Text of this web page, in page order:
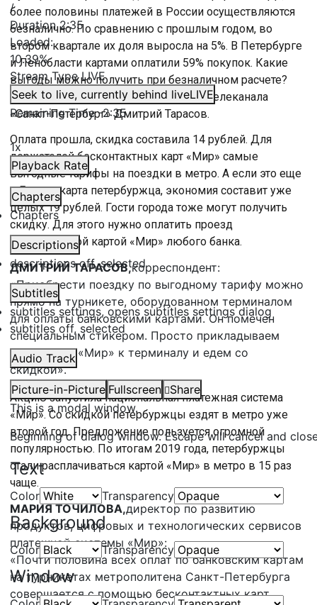
/
Duration2:35
Loaded:
10.39%
Stream TypeLIVE
Seek to live, currently behind liveLIVE
Remaining Time-2:35
1x
Playback Rate
Chapters
Chapters
Descriptions
descriptions off, selected
Subtitles
subtitles settings, opens subtitles settings dialog
subtitles off, selected
Audio Track
Picture-in-Picture Fullscreen
Share
This is a modal window.
Beginning of dialog window. Escape will cancel and
Text
Color Transparency
Background
Color Transparency
Window
более половины платежей в России осуществляются
безналично. По сравнению с прошлым годом, во
втором квартале их доля выросла на 5%. В Петербурге
и Ленобласти картами оплатили 59% покупок. Какие
выгоды можно получить при безналичном расчете?
Подробно расскажет корреспондент телеканала
«Санкт-Петербург» Дмитрий Тарасов.
Оплата прошла, скидка составила 14 рублей. Для
держателей бесконтактных карт «Мир» самые
выгодные тарифы на поездки в метро. А если это еще
и Единая карта петербуржца, экономия составит уже
целых 19 рублей. Гости города тоже могут получить
скидку. Для этого нужно оплатить проезд
бесконтактной картой «Мир» любого банка.
ДМИТРИЙ ТАРАСОВ,корреспондент:
«Приобрести поездку по выгодному тарифу можно
прямо на турникете, оборудованном терминалом
для оплаты банковскими картами. Он помечен
специальным стикером. Просто прикладываем
свою карту «Мир» к терминалу и едем со
скидкой».
Акцию запустила национальная платежная система
«Мир». Со скидкой петербуржцы ездят в метро уже
второй год. Предложение пользуется огромной
популярностью. По итогам 2019 года, петербуржцы
стали расплачиваться картой «Мир» в метро в 15 раз
чаще.
МАРИЯ ТОЧИЛОВА,директор по развитию
продуктов, цифровых и технологических сервисов
платежной системы «Мир»:
«Почти половина всех оплат по банковским картам
на турникетах метрополитена Санкт-Петербурга
совершается с помощью бесконтактных карт